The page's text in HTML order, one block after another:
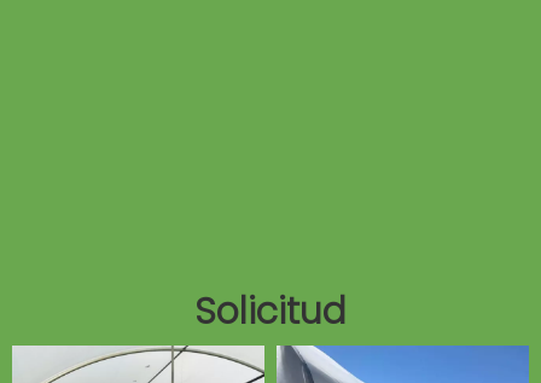
Solicitud